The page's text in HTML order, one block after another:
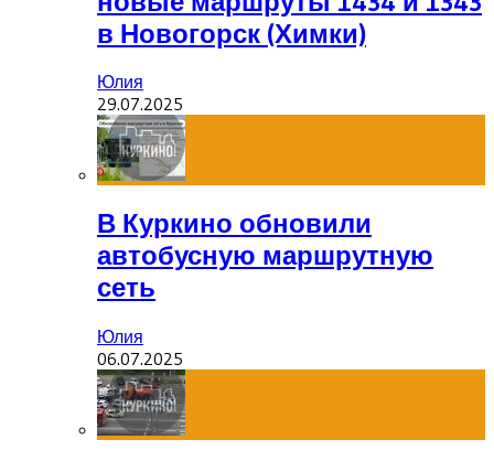
в Новогорск (Химки)
Юлия
29.07.2025
В Куркино обновили
автобусную маршрутную
сеть
Юлия
06.07.2025